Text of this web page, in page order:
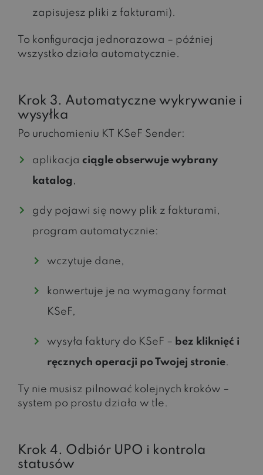
zapisujesz pliki z fakturami).
To konfiguracja jednorazowa – później
wszystko działa automatycznie.
Krok 3. Automatyczne wykrywanie i
wysyłka
Po uruchomieniu KT KSeF Sender:
aplikacja ciągle obserwuje wybrany
katalog ,
gdy pojawi się nowy plik z fakturami,
program automatycznie:
wczytuje dane,
konwertuje je na wymagany format
KSeF,
wysyła faktury do KSeF – bez kliknięć i
ręcznych operacji po Twojej stronie.
Ty nie musisz pilnować kolejnych kroków –
system po prostu działa w tle.
Krok 4. Odbiór UPO i kontrola
statusów